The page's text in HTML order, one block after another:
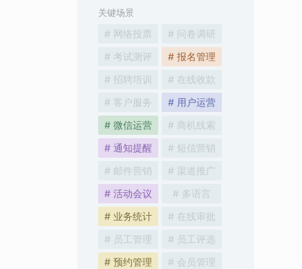
关键场景
# 网络投票
# 问卷调研
# 考试测评
# 报名管理
# 招聘培训
# 在线收款
# 客户服务
# 用户运营
# 微信运营
# 商机线索
# 通知提醒
# 短信营销
# 邮件营销
# 渠道推广
# 活动会议
# 多语言
# 业务统计
# 在线审批
# 员工管理
# 员工评选
# 预约管理
# 会员管理